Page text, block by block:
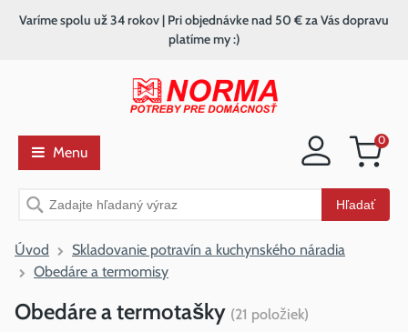
Nákupný
0
Vyhľadávanie Hľadať
Varíme spolu už 34 rokov | Pri objednávke nad 50 € za Vás dopravu
platíme my :)
Menu
Úvod
Skladovanie potravín a kuchynského náradia
Obedáre a termomisy
Obedáre a termotašky (21 položiek)